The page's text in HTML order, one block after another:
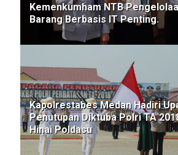
Kemenkumham NTB
Barang Berbasis IT Penting.
Kapolrestabes Medan Hadiri
Penutupan Diktuba Polri TA
Hinai Poldasu